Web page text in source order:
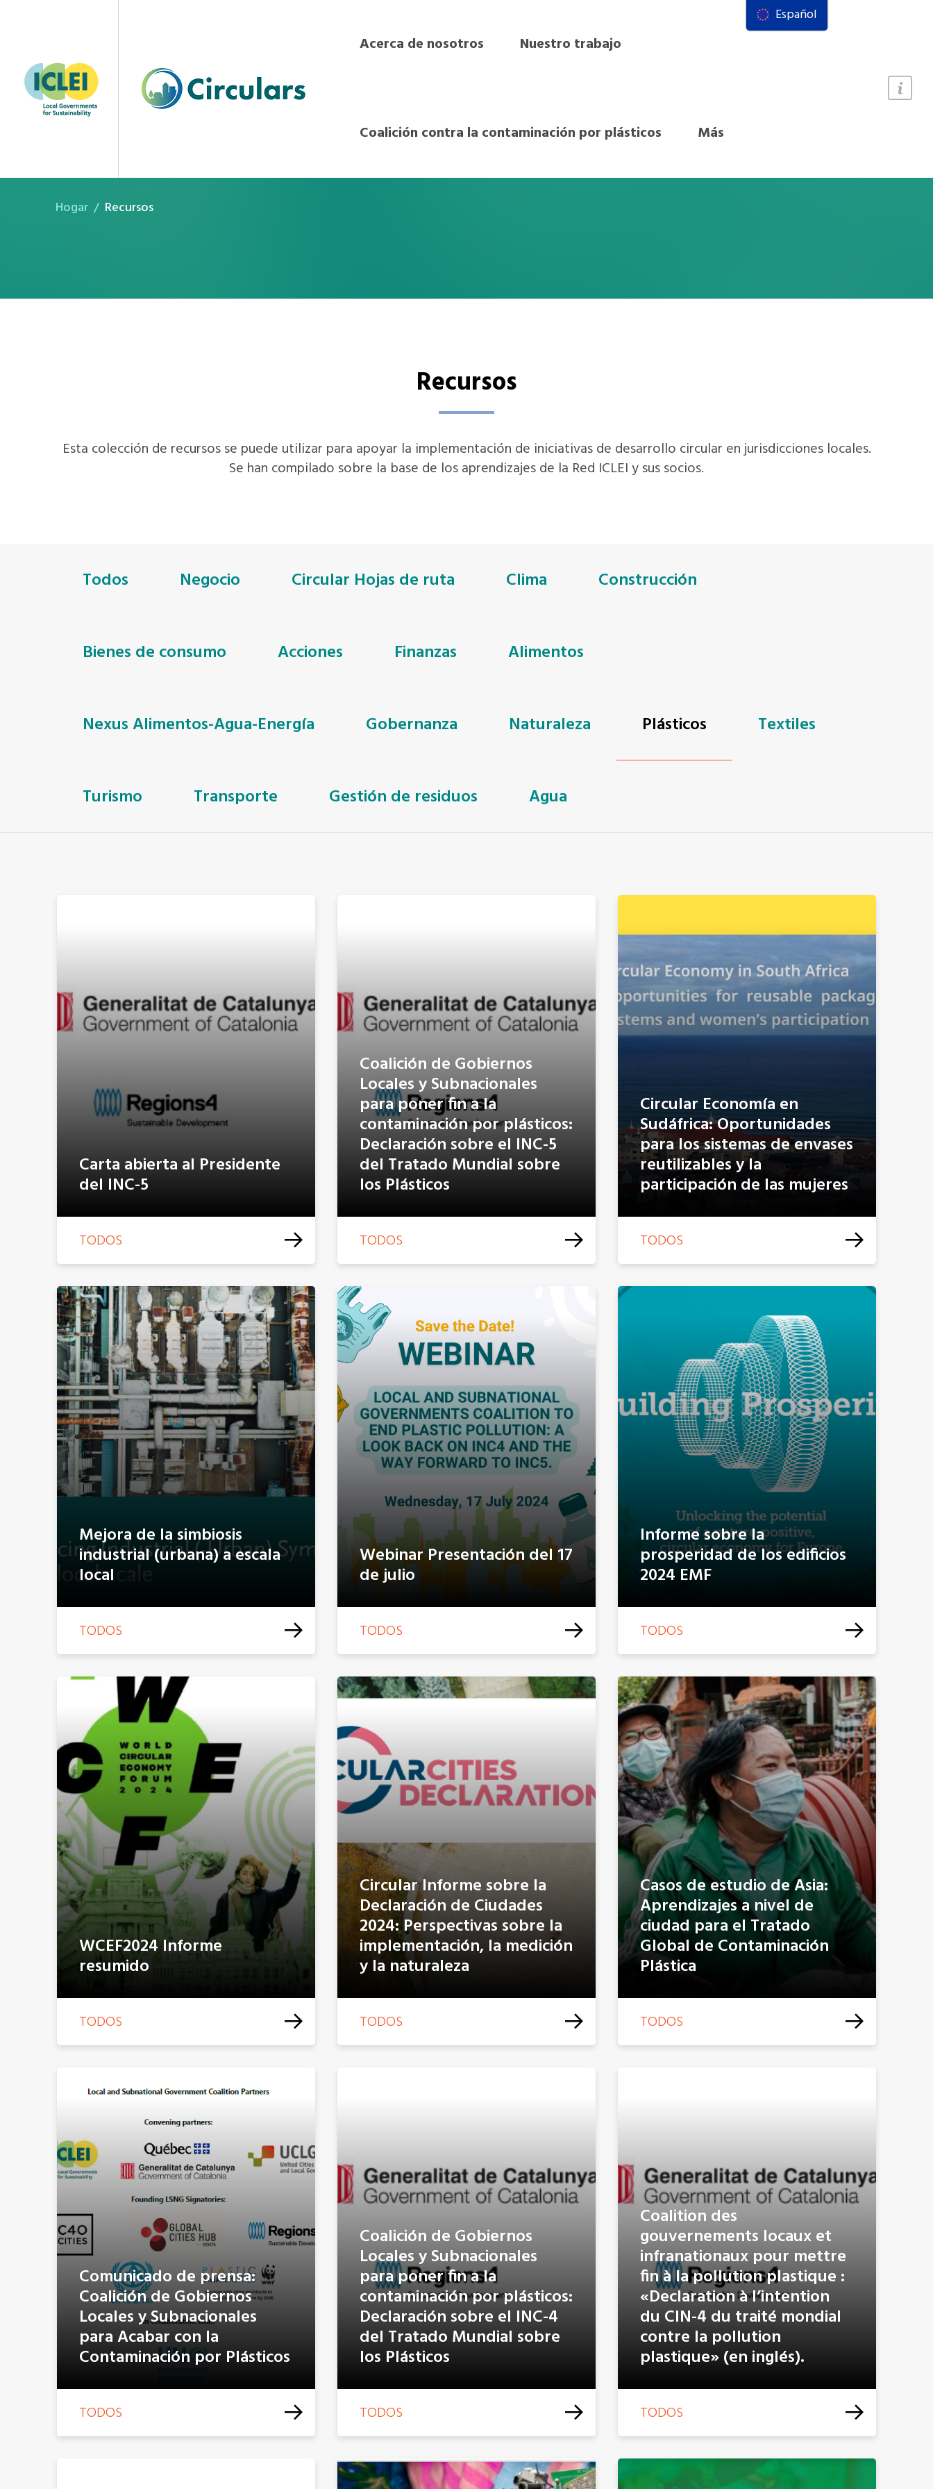
Acerca de nosotros Nuestro trabajo
Coalición contra la contaminación por plásticos Más
Recursos
Hogar Recursos
Recursos
Esta colección de recursos se puede utilizar para apoyar la implementación de iniciativas de desarrollo circular en jurisdicciones locales.
Se han compilado sobre la base de los aprendizajes de la Red ICLEI y sus socios.
Todos Negocio Circular Hojas de ruta Clima Construcción
Bienes de consumo Acciones Finanzas Alimentos
Nexus Alimentos-Agua-Energía Gobernanza Naturaleza Plásticos Textiles
Turismo Transporte Gestión de residuos Agua
Carta abierta al Presidente
del INC-5
TODOS
Coalición de Gobiernos
Locales y Subnacionales
para poner fin a la
contaminación por plásticos:
Declaración sobre el INC-5
del Tratado Mundial sobre
los Plásticos
TODOS
Circular Economía en
Sudáfrica: Oportunidades
para los sistemas de envases
reutilizables y la
participación de las mujeres
TODOS
Mejora de la simbiosis
industrial (urbana) a escala
local
TODOS
Webinar Presentación del 17
de julio
TODOS
Informe sobre la
prosperidad de los edificios
2024 EMF
TODOS
WCEF2024 Informe
resumido
TODOS
Circular Informe sobre la
Declaración de Ciudades
2024: Perspectivas sobre la
implementación, la medición
y la naturaleza
TODOS
Casos de estudio de Asia:
Aprendizajes a nivel de
ciudad para el Tratado
Global de Contaminación
Plástica
TODOS
Comunicado de prensa:
Coalición de Gobiernos
Locales y Subnacionales
para Acabar con la
Contaminación por Plásticos
TODOS
Coalición de Gobiernos
Locales y Subnacionales
para poner fin a la
contaminación por plásticos:
Declaración sobre el INC-4
del Tratado Mundial sobre
los Plásticos
TODOS
Coalition des
gouvernements locaux et
infranationaux pour mettre
fin à la pollution plastique :
«Declaration à l’intention
du CIN-4 du traité mondial
contre la pollution
plastique» (en inglés).
TODOS
Español